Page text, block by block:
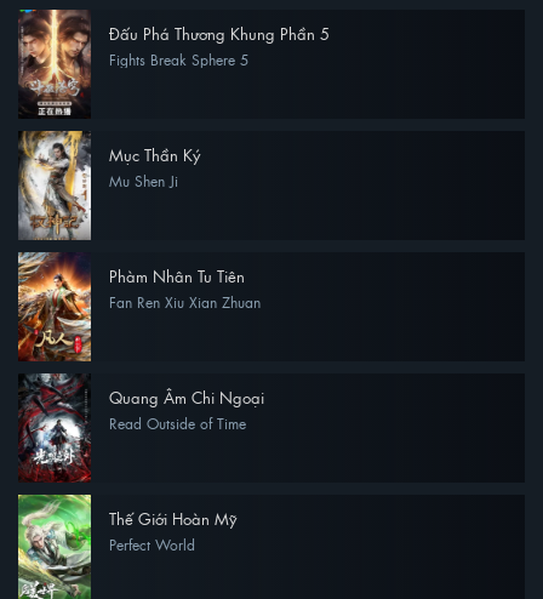
Đấu Phá Thương Khung Phần 5
Fights Break Sphere 5
Mục Thần Ký
Mu Shen Ji
Phàm Nhân Tu Tiên
Fan Ren Xiu Xian Zhuan
Quang Âm Chi Ngoại
Read Outside of Time
Thế Giới Hoàn Mỹ
Perfect World